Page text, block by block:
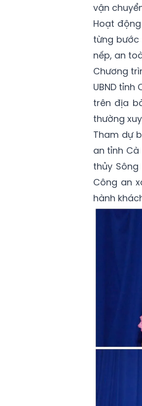
vận
Hoạt
từng
nếp, an
Chương
UBND
trên địa
thường
Tham dự
an tỉnh
thủy Sông
Công an
hành